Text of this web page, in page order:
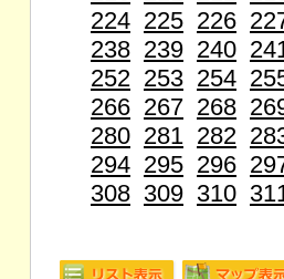
224 225 226
238 239 240
252 253 254
266 267 268
280 281 282
294 295 296
308 309 310